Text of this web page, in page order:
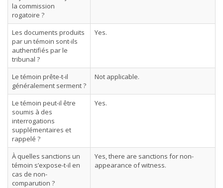
la commission
rogatoire ?
Les documents produits
par un témoin sont-ils
authentifiés par le
tribunal ?
Yes.
Le témoin prête-t-il
généralement serment ?
Not applicable.
Le témoin peut-il être
soumis à des
interrogations
supplémentaires et
rappelé ?
Yes.
À quelles sanctions un
témoin s’expose-t-il en
cas de non-
comparution ?
Yes, there are sanctions for non-
appearance of witness.